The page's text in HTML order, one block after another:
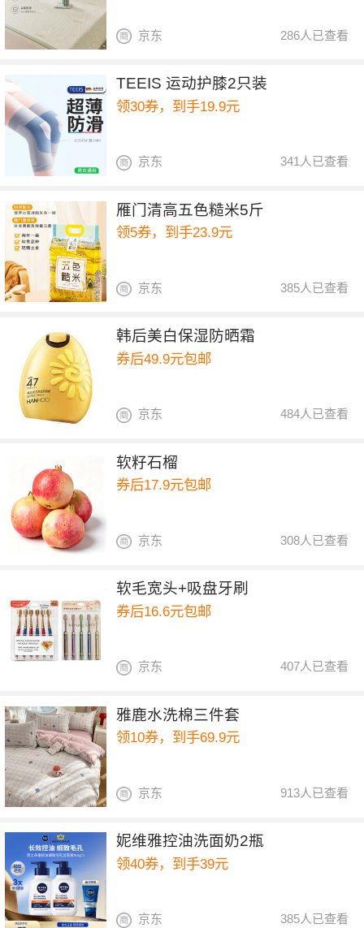
286人已查看
京东
TEEIS 运动护膝2只装
领30券，到手19.9元
341人已查看
京东
雁门清高五色糙米5斤
领5券，到手23.9元
385人已查看
京东
韩后美白保湿防晒霜
券后49.9元包邮
484人已查看
京东
软籽石榴
券后17.9元包邮
308人已查看
京东
软毛宽头+吸盘牙刷
券后16.6元包邮
407人已查看
京东
雅鹿水洗棉三件套
领10券，到手69.9元
913人已查看
京东
妮维雅控油洗面奶2瓶
领40券，到手39元
385人已查看
京东